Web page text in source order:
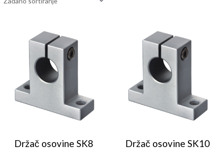
Držač osovine SK8 Držač osovine SK10